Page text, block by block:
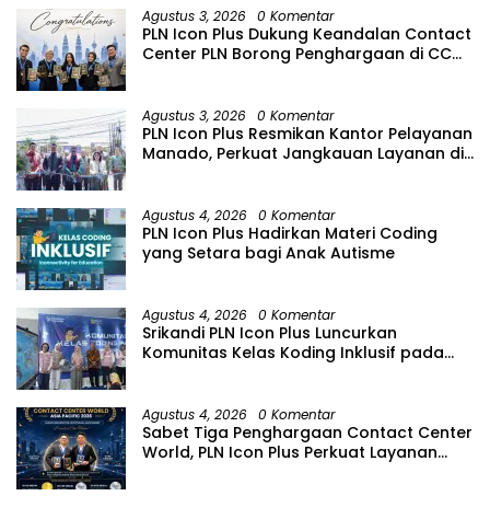
suasana Santai lebih Dekat Dan
Harmonis.
Agustus 3, 2026 0 Komentar
PLN Icon Plus Dukung Keandalan Contact
Center PLN Borong Penghargaan di CCW
Agustus 3, 2026 0 Komentar
PLN Icon Plus Resmikan Kantor Pelayanan
Manado, Perkuat Jangkauan Layanan di
Agustus 4, 2026 0 Komentar
PLN Icon Plus Hadirkan Materi Coding
yang Setara bagi Anak Autisme
Agustus 4, 2026 0 Komentar
Srikandi PLN Icon Plus Luncurkan
Komunitas Kelas Koding Inklusif pada
Agustus 4, 2026 0 Komentar
Sabet Tiga Penghargaan Contact Center
World, PLN Icon Plus Perkuat Layanan